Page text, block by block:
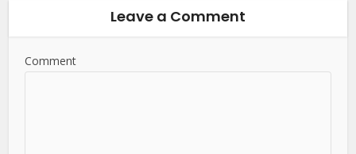
Leave a Comment
Comment